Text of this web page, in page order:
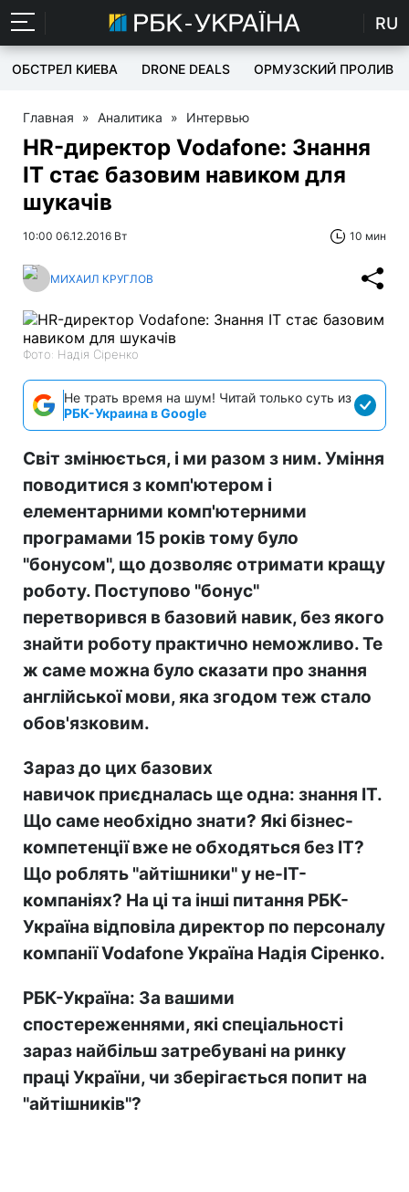
RU
ОБСТРЕЛ КИЕВА DRONE DEALS ОРМУЗСКИЙ ПРОЛИВ
Главная » Аналитика » Интервью
HR-директор Vodafone: Знання
ІТ стає базовим навиком для
шукачів
10:00 06.12.2016 Вт 10 мин
МИХАИЛ КРУГЛОВ
Фото: Надія Сіренко
Не трать время на шум! Читай только суть из
РБК-Украина в Google
Світ змінюється, і ми разом з ним. Уміння
поводитися з комп'ютером і
елементарними комп'ютерними
програмами 15 років тому було
"бонусом", що дозволяє отримати кращу
роботу. Поступово "бонус"
перетворився в базовий навик, без якого
знайти роботу практично неможливо. Те
ж саме можна було сказати про знання
англійської мови, яка згодом теж стало
обов'язковим.
Зараз до цих базових
навичок приєдналась ще одна: знання ІТ.
Що саме необхідно знати? Які бізнес-
компетенції вже не обходяться без ІТ?
Що роблять "айтішники" у не-ІТ-
компаніях? На ці та інші питання РБК-
Україна відповіла директор по персоналу
компанії Vodafone Україна Надія Сіренко.
РБК-Україна: За вашими
спостереженнями, які спеціальності
зараз найбільш затребувані на ринку
праці України, чи зберігається попит на
"айтішників"?